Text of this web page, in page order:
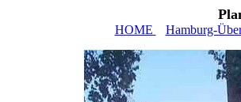
HOME Hamburg-